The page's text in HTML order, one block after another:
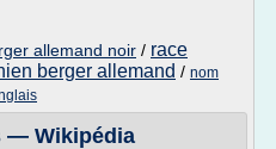
allemand noir / race
berger allemand / nom
— Wikipédia